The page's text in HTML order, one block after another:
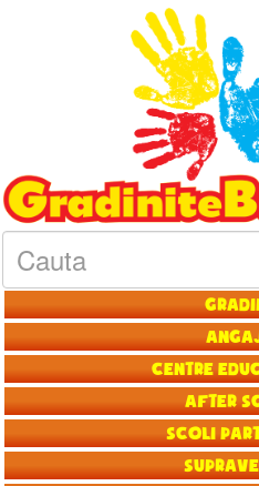
Centre
After
Scoli